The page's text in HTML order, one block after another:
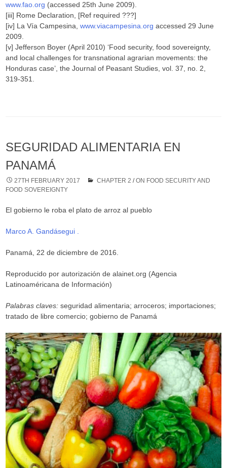
www.fao.org (accessed 25th June 2009).
[iii] Rome Declaration, [Ref required ???]
[iv] La Vía Campesina,www.viacampesina.org accessed 29 June
2009.
[v] Jefferson Boyer (April 2010) ‘Food security, food sovereignty,
and local challenges for transnational agrarian movements: the
Honduras case’, the Journal of Peasant Studies, vol. 37, no. 2,
319-351.
SEGURIDAD ALIMENTARIA EN
PANAMÁ
27TH FEBRUARY 2017 CHAPTER 2 /ON FOOD SECURITY AND
FOOD SOVEREIGNTY
El gobierno le roba el plato de arroz al pueblo
Marco A. Gandásegui .
Panamá, 22 de diciembre de 2016.
Reproducido por autorización de alainet.org (Agencia
Latinoaméricana de Información)
Palabras claves: seguridad alimentaria; arroceros; importaciones;
tratado de libre comercio; gobierno de Panamá